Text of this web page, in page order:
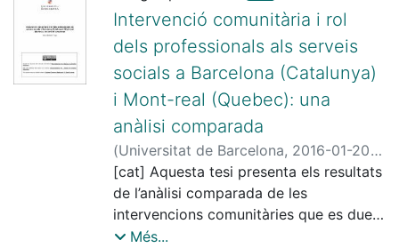
ciudad de Barcelona. Estas entidades
son: Arrels Fundació, al centre
d’acolliment residencial Can Planas, a la
Fundacio Mambré, al centre Llar de Pau,
a Sant Joan de Déu Serveis Socials, a la
Obra Social Santa Lluïsa de Marillac y a
PROGESS. Para alcanzar dicho objetivo
se ha aplicado una metodología
cualitativa, en la que se han realizado
doce relatos de vida a hombres y
mujeres vinculados a dichas entidades y
Intervenció comunitària i rol
dels professionals als serveis
socials a Barcelona (Catalunya)
i Mont-real (Quebec): una
anàlisi comparada
(Universitat de Barcelona, 2016-01-20)
Ballester Frago, Marta;Llobet Estany,
Marta;Universitat de Barcelona.
Departament de Treball Social i Serveis
Socials
[cat] Aquesta tesi presenta els resultats
de l’anàlisi comparada de les
intervencions comunitàries que es duen
a terme en dos centres de serveis
Més...